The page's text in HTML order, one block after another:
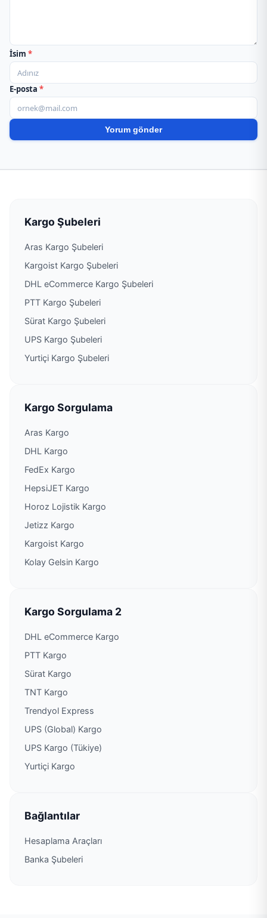
PTT Kargo Geyikli Şubesi
PTT Kargo Gökçeada Müdürlüğü
PTT Kargo Gümüşçay Acenteliği
PTT Kargo Karabiga Acenteliği
PTT Kargo Kavakköy Acenteliği
PTT Kargo Kepez Şubesi
PTT Kargo Küçük Sanayi Sitesi Şubesi
PTT Kargo Lapseki Müdürlüğü
PTT Kargo Mahmudiye Şubesi
PTT Kargo Terzialan Acenteliği
PTT Kargo Umurbey Şubesi
İsim *
E-posta *
Kargo Şubeleri
Aras Kargo Şubeleri
Kargoist Kargo Şubeleri
DHL eCommerce Kargo Şubeleri
PTT Kargo Şubeleri
Sürat Kargo Şubeleri
UPS Kargo Şubeleri
Yurtiçi Kargo Şubeleri
Kargo Sorgulama
Aras Kargo
DHL Kargo
FedEx Kargo
HepsiJET Kargo
Horoz Lojistik Kargo
Jetizz Kargo
Kargoist Kargo
Kolay Gelsin Kargo
Kargo Sorgulama 2
DHL eCommerce Kargo
PTT Kargo
Sürat Kargo
TNT Kargo
Trendyol Express
UPS (Global) Kargo
UPS Kargo (Tükiye)
Yurtiçi Kargo
Bağlantılar
Hesaplama Araçları
Banka Şubeleri